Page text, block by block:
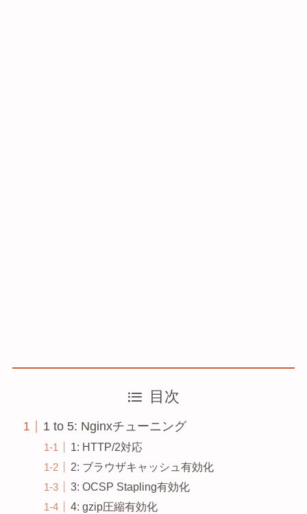
目次
1 to 5: Nginxチューニング
1: HTTP/2対応
2: ブラウザキャッシュ有効化
3: OCSP Stapling有効化
4: gzip圧縮有効化